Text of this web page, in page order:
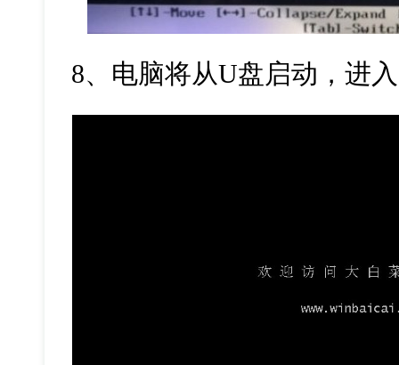
8、电脑将从U盘启动，进